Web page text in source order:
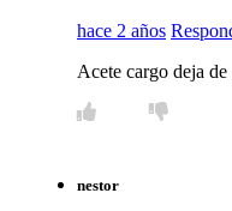
hace 2 años
Acete cargo deja
nestor